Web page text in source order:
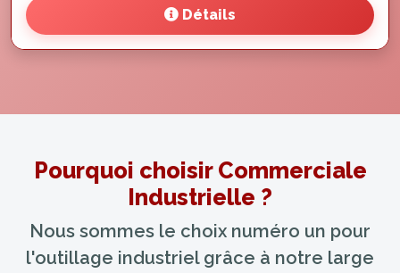
Détails
Pourquoi choisir Commerciale
Industrielle ?
Nous sommes le choix numéro un pour
l'outillage industriel grâce à notre large